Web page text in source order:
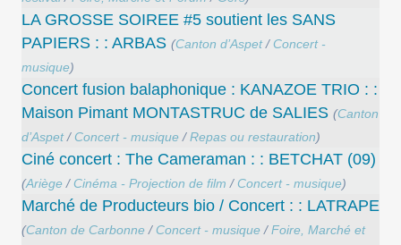
LA GROSSE SOIREE #5 soutient les SANS
PAPIERS : : ARBAS (Canton d’Aspet/ Concert -
musique)
Concert ​fusion balaphonique : KANAZOE TRIO : :
Maison Pimant MONTASTRUC de SALIES (Canton
d’Aspet/ Concert - musique/Repas ou restauration)
Ciné concert : The Cameraman : : BETCHAT (09)
(Ariège/ Cinéma - Projection de film / Concert - musique)
Marché de Producteurs bio / Concert : : LATRAPE
(Canton de Carbonne/ Concert - musique/Foire, Marché et